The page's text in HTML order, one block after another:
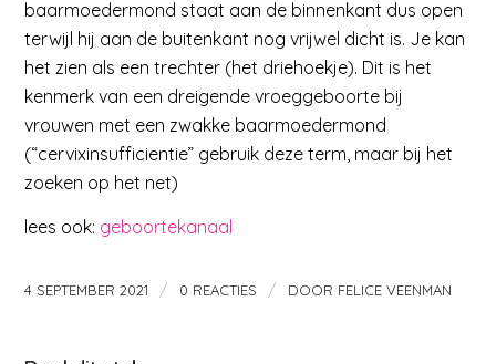
baarmoedermond staat aan de binnenkant dus open
terwijl hij aan de buitenkant nog vrijwel dicht is. Je kan
het zien als een trechter (het driehoekje). Dit is het
kenmerk van een dreigende vroeggeboorte bij
vrouwen met een zwakke baarmoedermond
(“cervixinsufficientie” gebruik deze term, maar bij het
zoeken op het net)
lees ook: geboortekanaal
4 SEPTEMBER 2021 / 0 REACTIES / DOOR FELICE VEENMAN